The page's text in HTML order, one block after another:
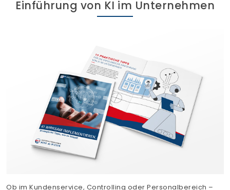
Finden Sie Ihre Weiterbildung
Einführung von KI im Unternehmen
Ob im Kundenservice, Controlling oder Personalbereich –